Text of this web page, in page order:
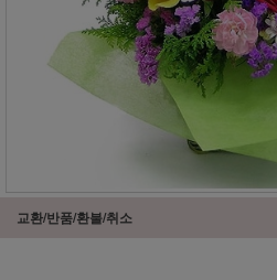
교환/반품/환불/취소